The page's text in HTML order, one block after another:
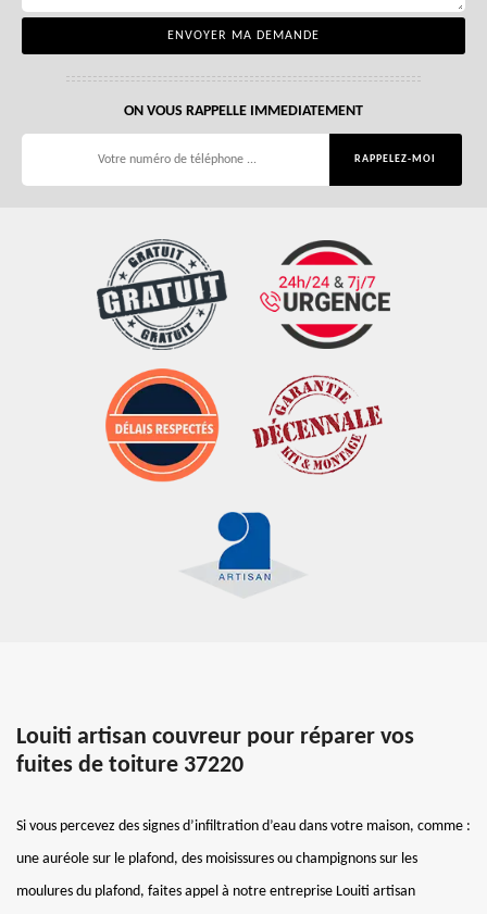
ON VOUS RAPPELLE IMMEDIATEMENT
Louiti artisan couvreur pour réparer vos
fuites de toiture 37220
Si vous percevez des signes d’infiltration d’eau dans votre maison, comme :
une auréole sur le plafond, des moisissures ou champignons sur les
moulures du plafond, faites appel à notre entreprise Louiti artisan